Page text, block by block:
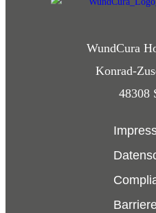
WundCura
Konrad-
48308